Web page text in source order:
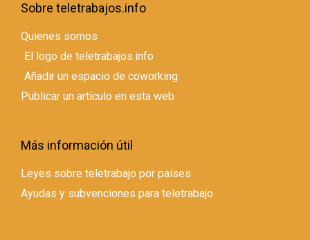
Sobre teletrabajos.info
Quienes somos
El logo de teletrabajos.info
Añadir un espacio de coworking
Publicar un artículo en esta web
Más información útil
Leyes sobre teletrabajo por países
Ayudas y subvenciones para teletrabajo